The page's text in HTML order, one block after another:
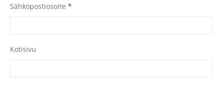
Sähköpostiosoite *
Kotisivu